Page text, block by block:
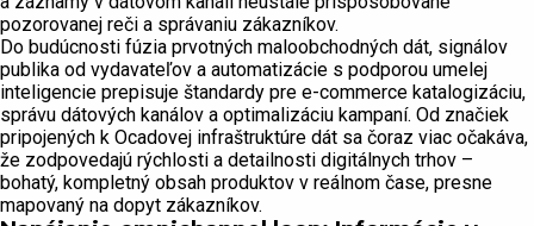
pozorovanej reči a správaniu zákazníkov.
Do budúcnosti fúzia prvotných maloobchodných dát, signálov
publika od vydavateľov a automatizácie s podporou umelej
inteligencie prepisuje štandardy pre e-commerce katalogizáciu,
správu dátových kanálov a optimalizáciu kampaní. Od značiek
pripojených k Ocadovej infraštruktúre dát sa čoraz viac očakáva,
že zodpovedajú rýchlosti a detailnosti digitálnych trhov –
bohatý, kompletný obsah produktov v reálnom čase, presne
mapovaný na dopyt zákazníkov.